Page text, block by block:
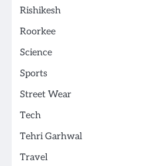
Rishikesh
Roorkee
Science
Sports
Street Wear
Tech
Tehri Garhwal
Travel